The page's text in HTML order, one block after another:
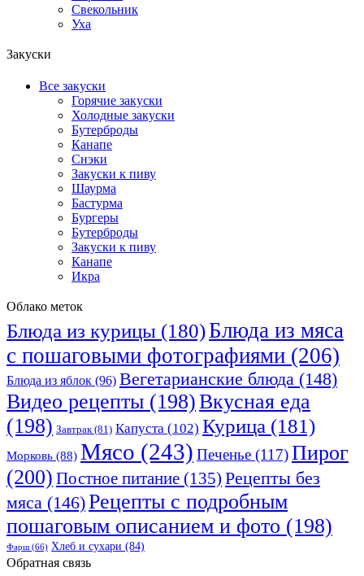
Свекольник
Уха
Закуски
Все закуски
Горячие закуски
Холодные закуски
Бутерброды
Канапе
Снэки
Закуски к пиву
Шаурма
Бастурма
Бургеры
Бутерброды
Закуски к пиву
Канапе
Икра
Облако меток
Блюда из курицы (180)Блюда из мяса
с пошаговыми фотографиями (206)
Блюда из яблок (96) Вегетарианские блюда (148)
Видео рецепты (198)Вкусная еда
(198) Завтрак(81) Капуста (102) Курица (181)
Морковь (88) Мясо (243) Печенье (117)Пирог
(200) Постное питание (135) Рецепты без
мяса (146)Рецепты с подробным
пошаговым описанием и фото (198)
Фарш(66) Хлеб и сухари (84)
Обратная связь